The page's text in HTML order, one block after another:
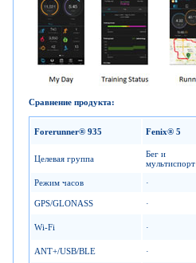
Сравнение продукта:
Forerunner® 935 Fenix® 5
Целевая группа
Бег и
мультиспорт
Режим часов
·
GPS/GLONASS ·
Wi-Fi ·
ANT+/USB/BLE ·